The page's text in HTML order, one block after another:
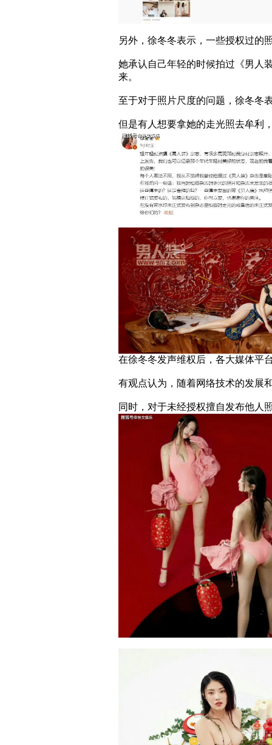
另外，徐冬冬表示，一些授权过的
她承认自己年轻的时候拍过《男人
来。
至于对于照片尺度的问题，徐冬冬
但是有人想要拿她的走光照去牟利
在徐冬冬发声维权后，各大媒体平
有观点认为，随着网络技术的发展
同时，对于未经授权擅自发布他人